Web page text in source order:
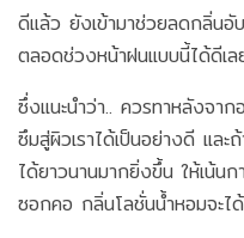
ดีแล้ว ยังเข้ามาช่วยลดกลิ่นอั
ตลอดช่วงหน้าฝนแบบนี้ได้ดีเล
ซึ่งแนะนำว่า.. ควรทาหลังจาก
ซึมสู่ผิวเราได้เป็นอย่างดี และ
ได้ยาวนานมากยิ่งขึ้น ให้เน้น
ซอกคอ กลิ่นโลชั่นน้ำหอมจะไ